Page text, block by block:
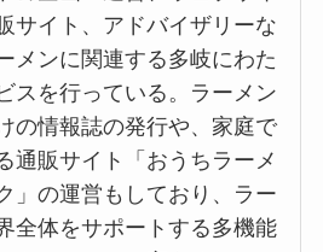
サイト、アドバイザリーな
メンに関連する多岐にわた
スを行っている。ラーメン
の情報誌の発行や、家庭で
通販サイト「おうちラーメ
」の運営もしており、ラー
全体をサポートする多機能